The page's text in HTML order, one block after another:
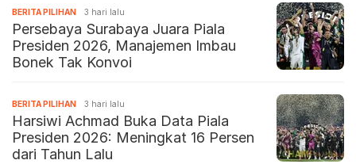
BERITA PILIHAN 3 hari lalu
Persebaya Surabaya Juara Piala
Presiden 2026, Manajemen Imbau
Bonek Tak Konvoi
BERITA PILIHAN 3 hari lalu
Harsiwi Achmad Buka Data Piala
Presiden 2026: Meningkat 16 Persen
dari Tahun Lalu